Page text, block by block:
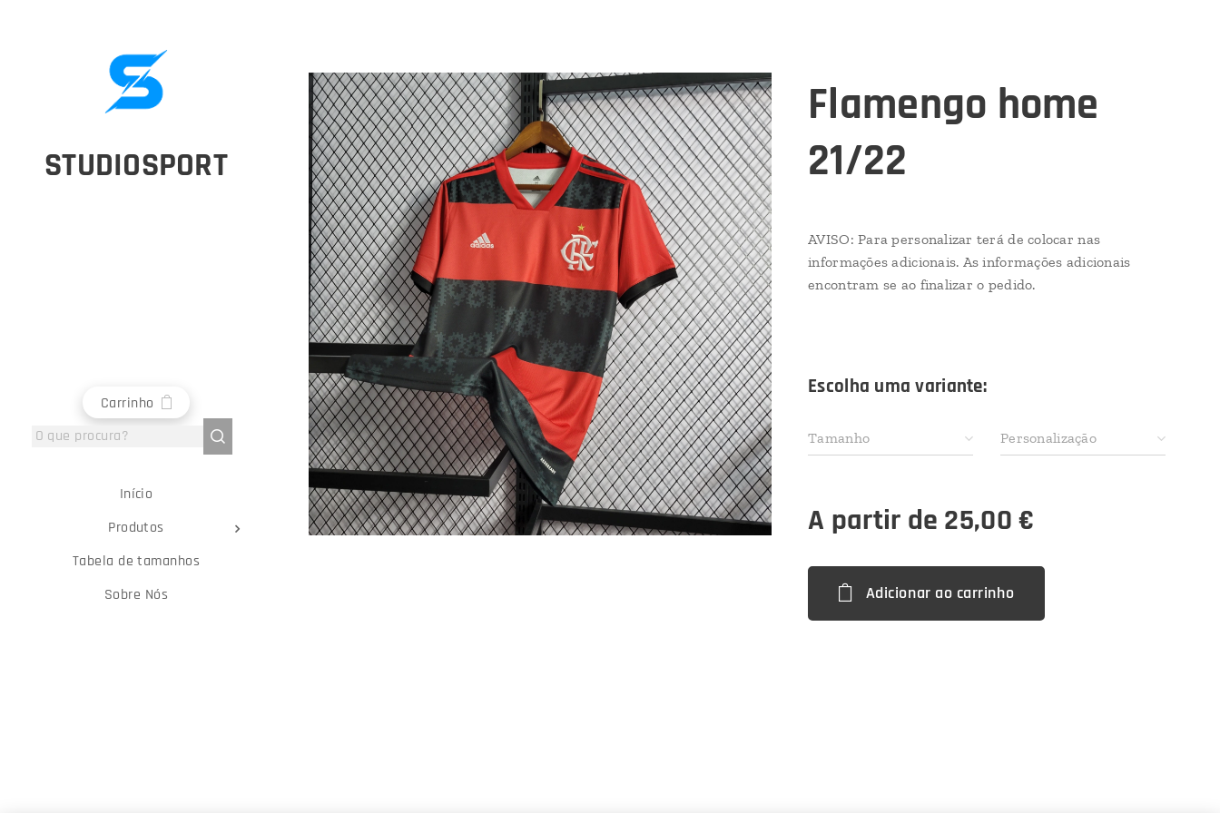
STUDIOSPORT
Carrinho
Início
Produtos
Tabela de tamanhos
Sobre Nós
Flamengo home
21/22
AVISO: Para personalizar terá de colocar nas
informações adicionais. As informações adicionais
encontram se ao finalizar o pedido.
Escolha uma variante:
Tamanho Personalização
A partir de 25,00€
Adicionar ao carrinho